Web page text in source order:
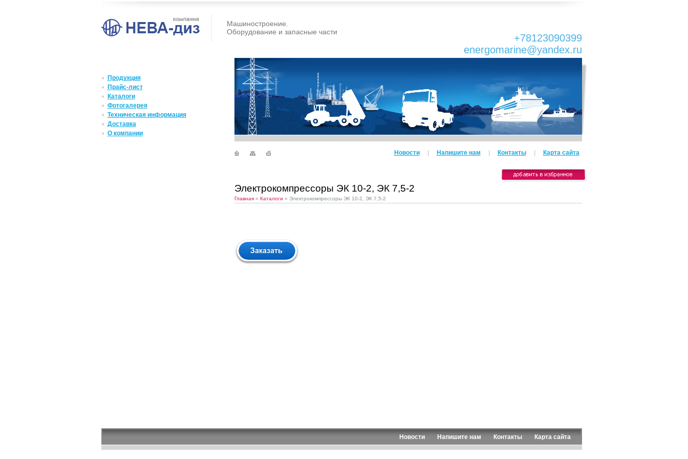
Машиностроение.
Оборудование и запасные части
+78123090399
energomarine@yandex.ru
Продукция
Прайс-лист
Каталоги
Фотогалерея
Техническая информация
Доставка
О компании
Новости Напишите нам Контакты Карта сайта
Электрокомпрессоры ЭК 10-2, ЭК 7,5-2
Главная» Каталоги » Электрокомпрессоры ЭК 10-2, ЭК 7,5-2
Новости Напишите нам Контакты Карта сайта